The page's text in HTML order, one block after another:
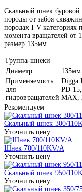
Скальный шнек буровой
породы от забоя
породах I-V категориях
момента вращателей от
размер 135мм.
Группа-шнеки
Диаметр
135мм
Применяемость
для
гидровращателей
Digga
PD-
MAX,
Рекомендуем
Скальный шнек 300/
Уточнить цену
Шнек 700/110KV/A
Уточнить цену
Скальный шнек 950/
Уточнить цену